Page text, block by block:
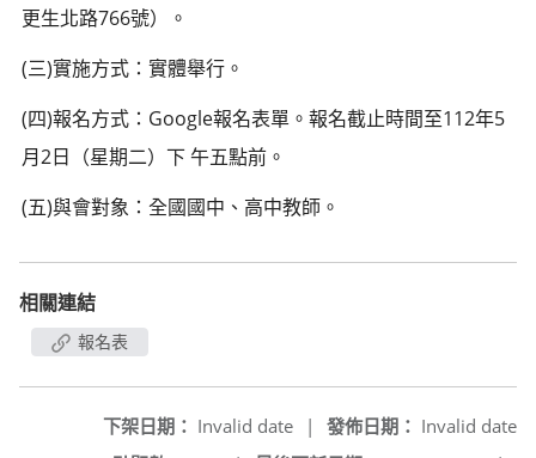
更生北路766號）。
(三)實施方式：實體舉行。
(四)報名方式：Google報名表單。報名截止時間至112年5
月2日（星期二）下 午五點前。
(五)與會對象：全國國中、高中教師。
相關連結
報名表
發佈日期： Invalid date
下架日期： Invalid date
|